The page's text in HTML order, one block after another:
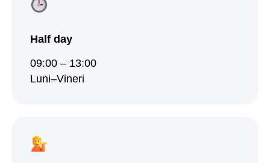
Half day
09:00 – 13:00
Luni–Vineri